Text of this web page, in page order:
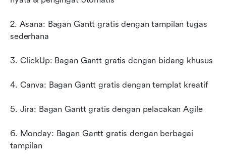
2. Asana: Bagan Gantt gratis dengan tampilan tugas
sederhana
3. ClickUp: Bagan Gantt gratis dengan bidang khusus
4. Canva: Bagan Gantt gratis dengan templat kreatif
5. Jira: Bagan Gantt gratis dengan pelacakan Agile
6. Monday: Bagan Gantt gratis dengan berbagai
tampilan